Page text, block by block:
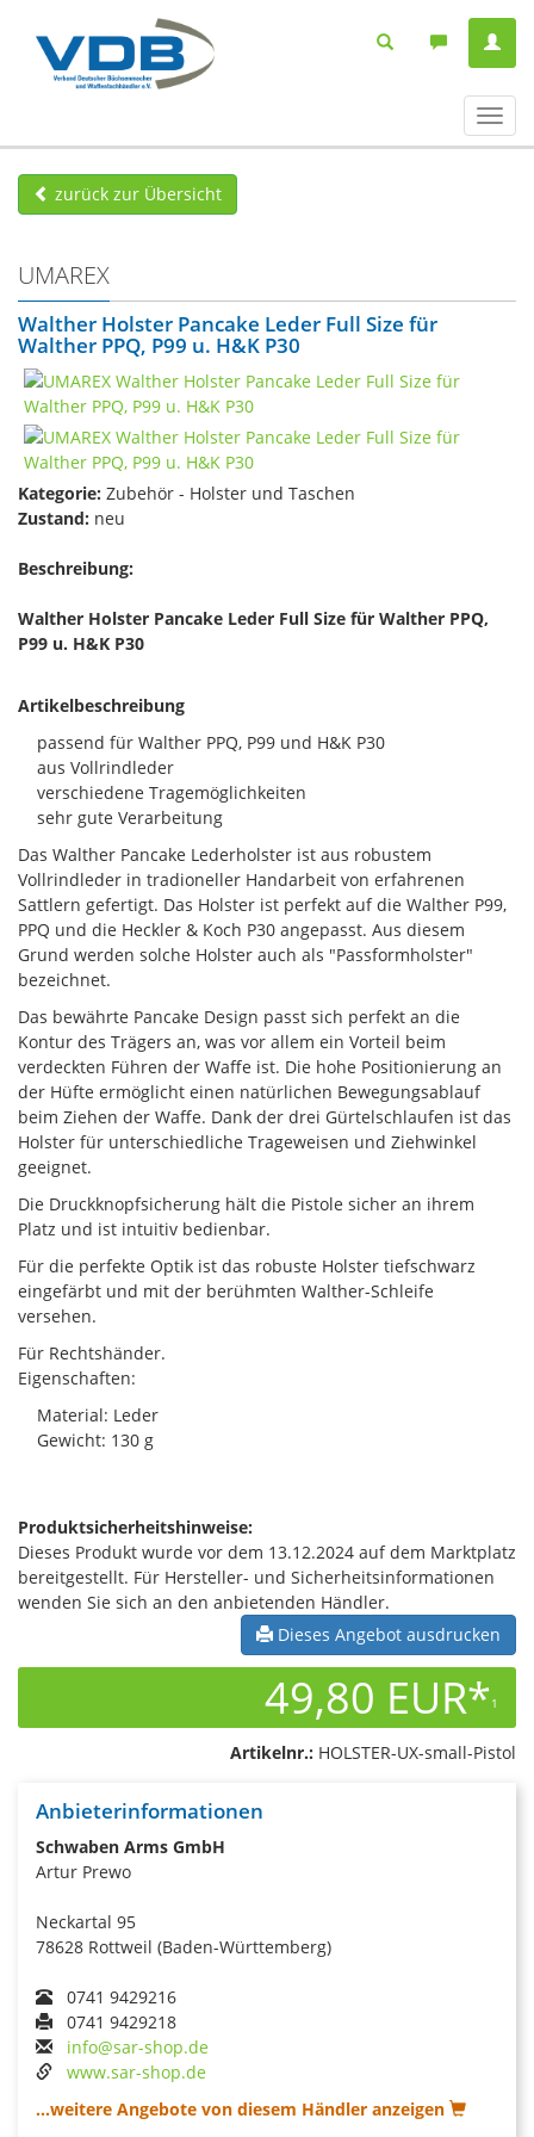
ein-/
zurück zur Übersicht
UMAREX
Walther Holster Pancake Leder Full Size für
Walther PPQ, P99 u. H&K P30
Kategorie: Zubehör - Holster und Taschen
Zustand: neu
Beschreibung:
Walther Holster Pancake Leder Full Size für Walther PPQ,
P99 u. H&K P30
Artikelbeschreibung
passend für Walther PPQ, P99 und H&K P30
aus Vollrindleder
verschiedene Tragemöglichkeiten
sehr gute Verarbeitung
Das Walther Pancake Lederholster ist aus robustem
Vollrindleder in tradioneller Handarbeit von erfahrenen
Sattlern gefertigt. Das Holster ist perfekt auf die Walther P99,
PPQ und die Heckler & Koch P30 angepasst. Aus diesem
Grund werden solche Holster auch als "Passformholster"
bezeichnet.
Das bewährte Pancake Design passt sich perfekt an die
Kontur des Trägers an, was vor allem ein Vorteil beim
verdeckten Führen der Waffe ist. Die hohe Positionierung an
der Hüfte ermöglicht einen natürlichen Bewegungsablauf
beim Ziehen der Waffe. Dank der drei Gürtelschlaufen ist das
Holster für unterschiedliche Trageweisen und Ziehwinkel
geeignet.
Die Druckknopfsicherung hält die Pistole sicher an ihrem
Platz und ist intuitiv bedienbar.
Für die perfekte Optik ist das robuste Holster tiefschwarz
eingefärbt und mit der berühmten Walther-Schleife
versehen.
Für Rechtshänder.
Eigenschaften:
Material: Leder
Gewicht: 130 g
Produktsicherheitshinweise:
Dieses Produkt wurde vor dem 13.12.2024 auf dem Marktplatz
bereitgestellt. Für Hersteller- und Sicherheitsinformationen
wenden Sie sich an den anbietenden Händler.
Dieses Angebot ausdrucken
49,80 EUR*1
Artikelnr.: HOLSTER-UX-small-Pistol
Anbieterinformationen
Schwaben Arms GmbH
Artur Prewo
Neckartal 95
78628 Rottweil (Baden-Württemberg)
0741 9429216
0741 9429218
info@sar-shop.de
www.sar-shop.de
...weitere Angebote von diesem Händler anzeigen